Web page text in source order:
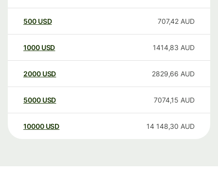
500 USD 707,42 AUD
1000 USD 1414,83 AUD
2000 USD 2829,66 AUD
5000 USD 7074,15 AUD
10000 USD 14 148,30 AUD